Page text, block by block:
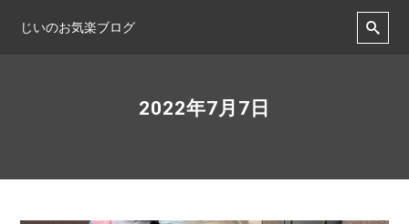
じいのお気楽ブログ
2022年7月7日